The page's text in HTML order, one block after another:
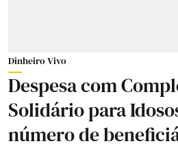
Dinheiro Vivo
Despesa com
Solidário para
número de